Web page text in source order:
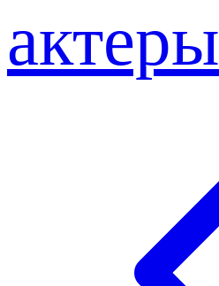
актеры